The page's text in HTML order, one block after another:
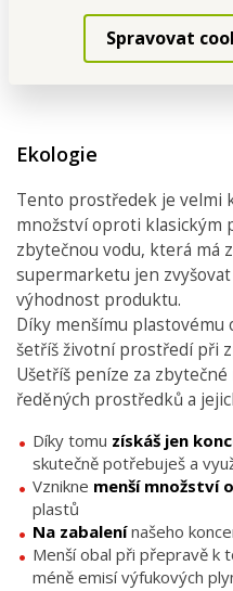
Spravovat
Ekologie
Tento prostředek je velmi
množství oproti klasickým
zbytečnou vodu, která má
supermarketu jen
výhodnost produktu.
Díky menšímu
šetříš životní prostředí při
Ušetříš peníze za
ředěných prostředků a
Díky tomu získáš jen
skutečně potřebuješ a
Vznikne menší množství
plastů
Na zabalení našeho
Menší obal při přepravě k
méně emisí výfukových